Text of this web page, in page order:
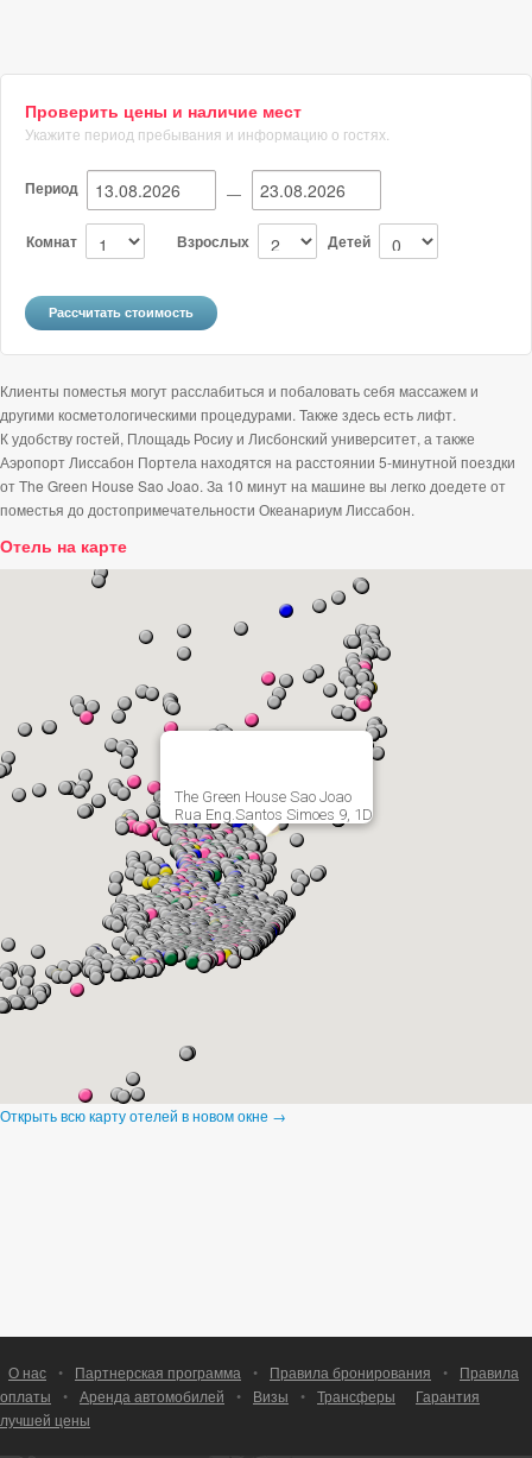
Проверить цены и наличие мест
Укажите период пребывания и информацию о гостях.
Период —
Комнат Взрослых Детей
Клиенты поместья могут расслабиться и побаловать себя массажем и
другими косметологическими процедурами. Также здесь есть лифт.
К удобству гостей, Площадь Росиу и Лисбонский университет, а также
Аэропорт Лиссабон Портела находятся на расстоянии 5-минутной поездки
от The Green House Sao Joao. За 10 минут на машине вы легко доедете от
поместья до достопримечательности Океанариум Лиссабон.
Отель на карте
The Green House Sao Joao
Rua Eng.Santos Simoes 9, 1D
Открыть всю карту отелей в новом окне →
О нас • Партнерская программа • Правила бронирования •
Правила
оплаты
• Аренда автомобилей • Визы • Трансферы
Гарантия
лучшей цены